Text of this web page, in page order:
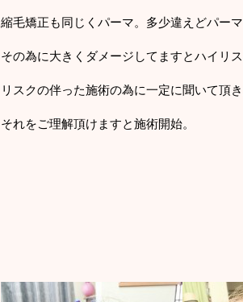
縮毛矯正も同じくパーマ。多少違えどパーマ
その為に大きくダメージしてますとハイリス
リスクの伴った施術の為に一定に聞いて頂
それをご理解頂けますと施術開始。